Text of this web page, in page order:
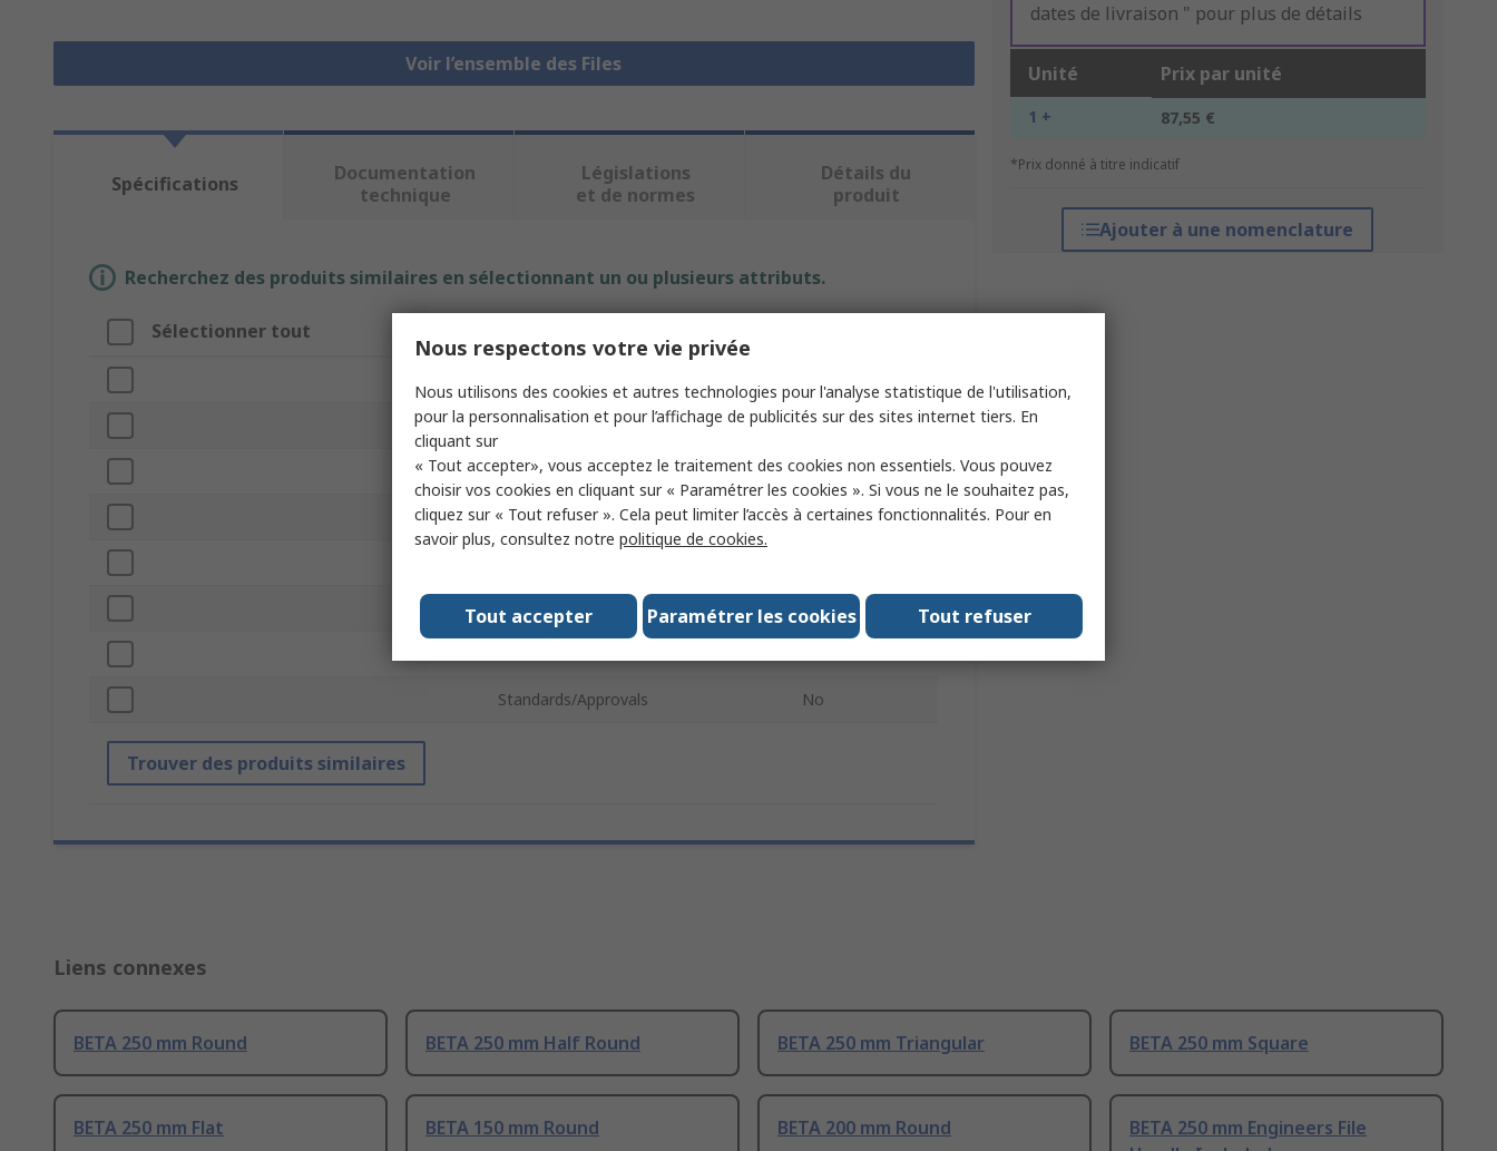
Voir l’ensemble des Files
dates de livraison " pour plus de détails
Unité Prix par unité
1 + 87,55 €
*Prix donné à titre indicatif
Ajouter à une nomenclature
Spécifications
Documentation
technique
Législations
et de normes
Détails du
produit
Recherchez des produits similaires en sélectionnant un ou plusieurs attributs.
Sélectionner tout
Shape Round
Product Type File
Cut Type Rough
Number of Pieces 5
Standards/Approvals No
Trouver des produits similaires
Liens connexes
BETA 250 mm Round BETA 250 mm Half Round BETA 250 mm Triangular BETA 250 mm Square
BETA 250 mm Flat BETA 150 mm Round BETA 200 mm Round
BETA 250 mm Engineers File
Nous respectons votre vie privée
Nous utilisons des cookies et autres technologies pour l'analyse statistique de l'utilisation,
pour la personnalisation et pour l’affichage de publicités sur des sites internet tiers. En
cliquant sur
« Tout accepter», vous acceptez le traitement des cookies non essentiels. Vous pouvez
choisir vos cookies en cliquant sur « Paramétrer les cookies ». Si vous ne le souhaitez pas,
cliquez sur « Tout refuser ». Cela peut limiter l’accès à certaines fonctionnalités. Pour en
savoir plus, consultez notre politique de cookies.
Tout accepter Paramétrer les cookies Tout refuser